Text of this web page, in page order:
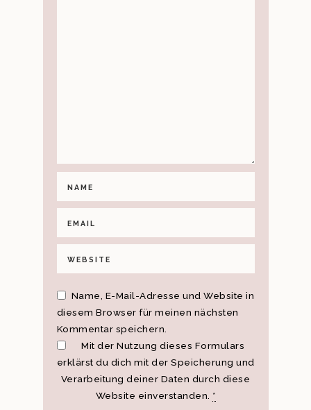
Name, E-Mail-Adresse und Website in
diesem Browser für meinen nächsten
Kommentar speichern.
Mit der Nutzung dieses Formulars
erklärst du dich mit der Speicherung und
Verarbeitung deiner Daten durch diese
Website einverstanden. *